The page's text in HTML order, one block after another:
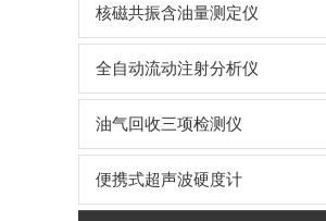
核磁共振含油量测定仪
全自动流动注射分析仪
油气回收三项检测仪
便携式超声波硬度计